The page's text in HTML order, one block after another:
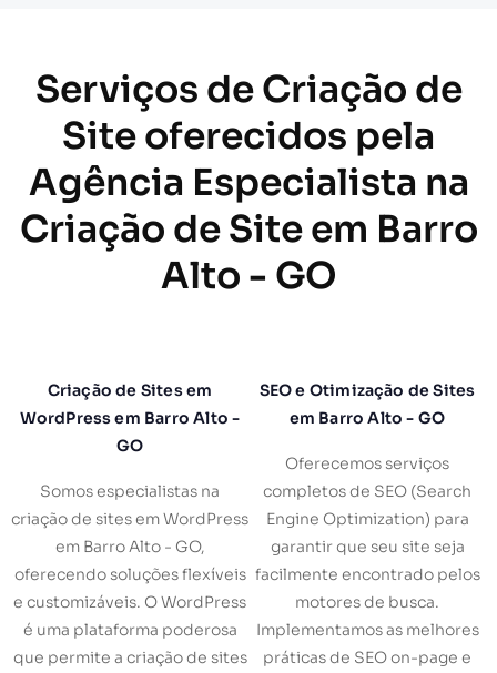
Serviços de Criação de
Site oferecidos pela
Agência Especialista na
Criação de Site em Barro
Alto - GO
Criação de Sites em
WordPress em Barro Alto -
GO
Somos especialistas na
criação de sites em WordPress
em Barro Alto - GO,
oferecendo soluções flexíveis
e customizáveis. O WordPress
é uma plataforma poderosa
que permite a criação de sites
SEO e Otimização de Sites
em Barro Alto - GO
Oferecemos serviços
completos de SEO (Search
Engine Optimization) para
garantir que seu site seja
facilmente encontrado pelos
motores de busca.
Implementamos as melhores
práticas de SEO on-page e